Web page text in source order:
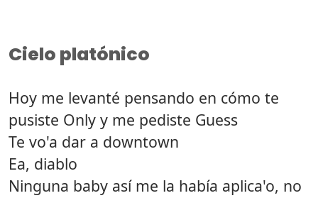
Cielo platónico
Hoy me levanté pensando en cómo te
pusiste Only y me pediste Guess
Te vo'a dar a downtown
Ea, diablo
Ninguna baby así me la había aplica'o, no